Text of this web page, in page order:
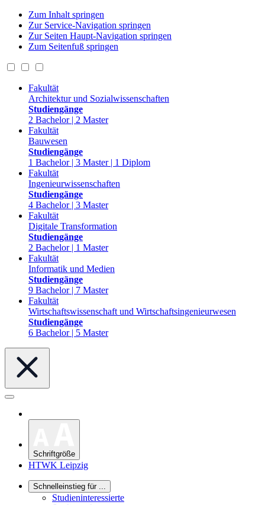
Zum Inhalt springen
Zur Service-Navigation springen
Zur Seiten Haupt-Navigation springen
Zum Seitenfuß springen
Fakultät
Architektur und Sozialwissenschaften
Studiengänge
2 Bachelor | 2 Master
Fakultät
Bauwesen
Studiengänge
1 Bachelor | 3 Master | 1 Diplom
Fakultät
Ingenieurwissenschaften
Studiengänge
4 Bachelor | 3 Master
Fakultät
Digitale Transformation
Studiengänge
2 Bachelor | 1 Master
Fakultät
Informatik und Medien
Studiengänge
9 Bachelor | 7 Master
Fakultät
Wirtschaftswissenschaft und Wirtschaftsingenieurwesen
Studiengänge
6 Bachelor | 5 Master
Schriftgröße
HTWK Leipzig
Schnelleinstieg für ...
Studieninteressierte